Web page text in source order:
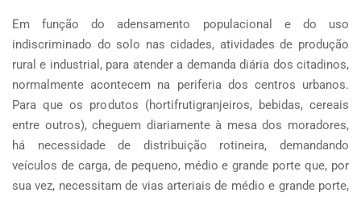
Em função do adensamento populacional e do uso
indiscriminado do solo nas cidades, atividades de produção
rural e industrial, para atender a demanda diária dos citadinos,
normalmente acontecem na periferia dos centros urbanos.
Para que os produtos (hortifrutigranjeiros, bebidas, cereais
entre outros), cheguem diariamente à mesa dos moradores,
há necessidade de distribuição rotineira, demandando
veículos de carga, de pequeno, médio e grande porte que, por
sua vez, necessitam de vias arteriais de médio e grande porte,